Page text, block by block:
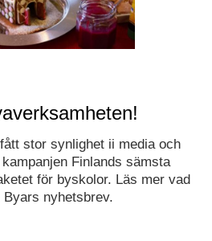
stor synlighet ii media och
Finlands sämsta
för byskolor. Läs mer vad
nyhetsbrev.